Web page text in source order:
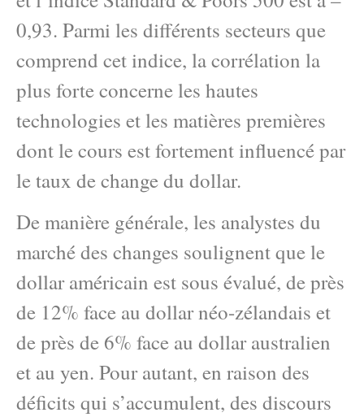
0,93. Parmi les différents secteurs que
comprend cet indice, la corrélation la
plus forte concerne les hautes
technologies et les matières premières
dont le cours est fortement influencé par
le taux de change du dollar.
De manière générale, les analystes du
marché des changes soulignent que le
dollar américain est sous évalué, de près
de 12% face au dollar néo-zélandais et
de près de 6% face au dollar australien
et au yen. Pour autant, en raison des
déficits qui s’accumulent, des discours